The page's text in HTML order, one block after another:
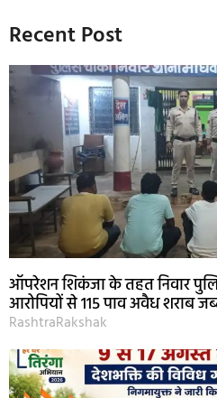
Recent Post
ऑपरेशन शिकंजा के तहत निवार
आरोपियों से 115 पाव अवैध शराब
RashtraRakshak